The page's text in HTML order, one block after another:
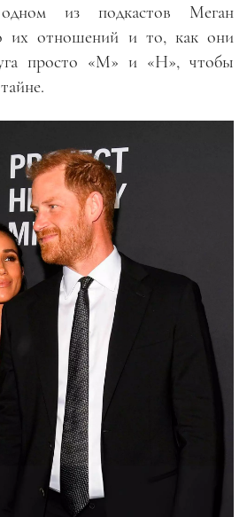
из подкастов Меган
их отношений и то, как они
просто «M» и «H», чтобы